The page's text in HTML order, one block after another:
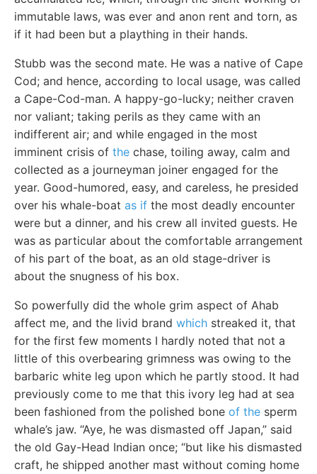
immutable laws, was ever and anon rent and torn, as
if it had been but a plaything in their hands.
Stubb was the second mate. He was a native of Cape
Cod; and hence, according to local usage, was called
a Cape-Cod-man. A happy-go-lucky; neither craven
nor valiant; taking perils as they came with an
indifferent air; and while engaged in the most
imminent crisis of the chase, toiling away, calm and
collected as a journeyman joiner engaged for the
year. Good-humored, easy, and careless, he presided
over his whale-boat as if the most deadly encounter
were but a dinner, and his crew all invited guests. He
was as particular about the comfortable arrangement
of his part of the boat, as an old stage-driver is
about the snugness of his box.
So powerfully did the whole grim aspect of Ahab
affect me, and the livid brand which streaked it, that
for the first few moments I hardly noted that not a
little of this overbearing grimness was owing to the
barbaric white leg upon which he partly stood. It had
previously come to me that this ivory leg had at sea
been fashioned from the polished bone of the sperm
whale’s jaw. “Aye, he was dismasted off Japan,” said
the old Gay-Head Indian once; “but like his dismasted
craft, he shipped another mast without coming home